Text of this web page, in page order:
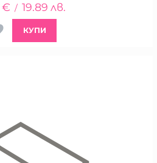
€ / 19.89 лв.
КУПИ